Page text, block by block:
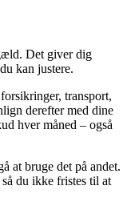
Det giver dig
kan justere.
transport,
derefter med dine
hver måned – også
at bruge det på andet.
du ikke fristes til at